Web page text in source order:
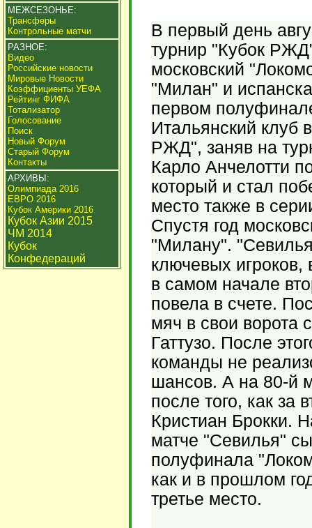
МЕЖСЕЗОНЬЕ:
Трансферы
Контрольные матчи
РАЗНОЕ:
Видео
Российские новости
Мировые Новости
Коэффициенты УЕФА
Рейтинг ФИФА
Тотализатор
Голосование
Поиск
Новый Форум
Старый Форум
Контакты
АРХИВЫ:
Олимпиада 2016
ЕВРО 2016
Кубок Америки 2016
Кубок Азии 2015
ЧМ 2014
Кубок
Конфедераций
В первый день
турнир "Кубок
московский
"Милан" и
первом
Итальянский клуб
РЖД", заняв на
Карло Анчелотти
который и стал
место также в
Спустя год
"Милану".
ключевых
в самом начале
повела в счете.
мяч в свои ворота
Гаттузо. После
команды не
шансов. А на 80-й
после того, как за
Кристиан Брокки.
матче "Севилья"
полуфинала
как и в прошлом
третье место.